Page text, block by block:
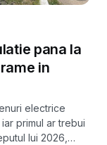
pana la
in
electrice
primul ar trebui
lui 2026,